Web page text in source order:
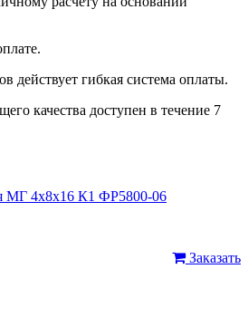
действует гибкая система оплаты.
качества доступен в течение 7
МГ 4х8х16 К1 ФР5800-06
Заказать